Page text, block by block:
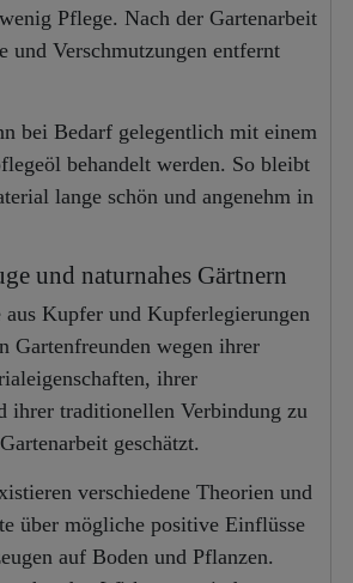
Pflege. Nach der Gartenarbeit
und Verschmutzungen entfernt
bei Bedarf gelegentlich mit einem
behandelt werden. So bleibt
lange schön und angenehm in
und naturnahes Gärtnern
aus Kupfer und Kupferlegierungen
Gartenfreunden wegen ihrer
ihrer
ihrer traditionellen Verbindung zu
geschätzt.
verschiedene Theorien und
über mögliche positive Einflüsse
auf Boden und Pflanzen.